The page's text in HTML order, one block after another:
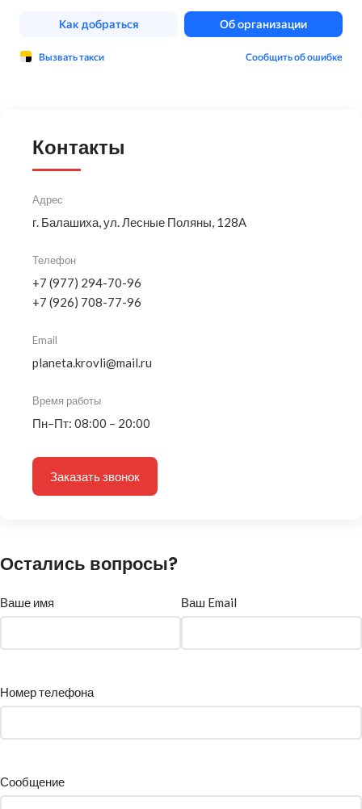
Контакты
Адрес
г. Балашиха, ул. Лесные Поляны, 128А
Телефон
+7 (977) 294-70-96
+7 (926) 708-77-96
Email
planeta.krovli@mail.ru
Время работы
Пн–Пт: 08:00 – 20:00
Заказать звонок
Остались вопросы?
Ваше имя Ваш Email
Номер телефона
Сообщение